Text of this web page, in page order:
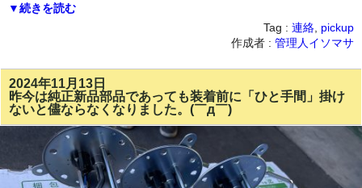
▼続きを読む
Tag : 連絡 pickup
作成者 : 管理人イソマサ
2024年11月13日
昨今は純正新品部品であっても装着前に「ひと手間」掛け
ないと儘ならなくなりました。(￣д￣)